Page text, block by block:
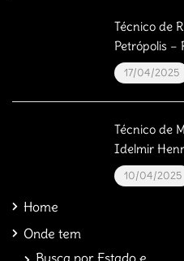
Técnico de
Petrópolis –
17/04/2025
Técnico de
Idelmir
10/04/2025
Home
Onde tem
Busca por Estado e